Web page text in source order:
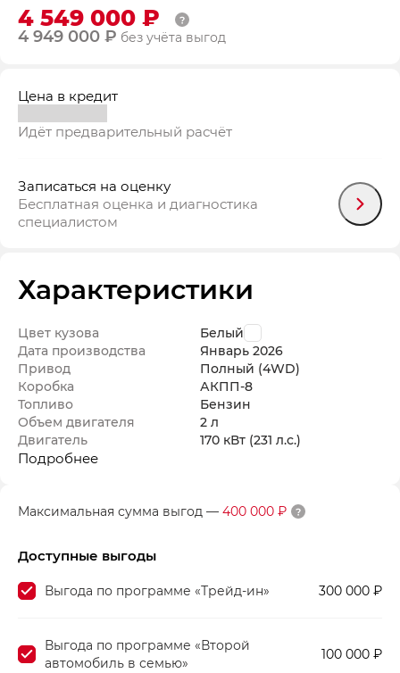
4 549 000 ₽
4 949 000 ₽ без учёта выгод
Цена в кредит
Идёт предварительный расчёт
Записаться на оценку
Бесплатная оценка и диагностика
специалистом
Характеристики
Цвет кузова
Белый
Дата производства
Январь 2026
Привод
Полный (4WD)
Коробка
АКПП-8
Топливо
Бензин
Объем двигателя
2 л
Двигатель
170 кВт (231 л.с.)
Подробнее
Максимальная сумма выгод — 400 000 ₽
Доступные выгоды
300 000 ₽
Выгода по программе «Трейд-ин»
100 000 ₽
Выгода по программе «Второй
автомобиль в семью»